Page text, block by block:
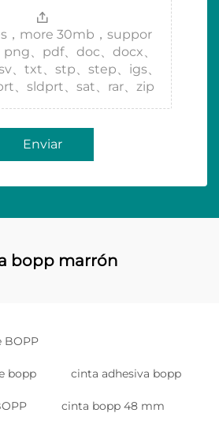
，more 30mb，suppor
、pdf、doc、docx、
、txt、stp、step、igs、
、sldprt、sat、rar、zip
Enviar
bopp marrón
BOPP
bopp cinta adhesiva bopp
cinta bopp 48 mm